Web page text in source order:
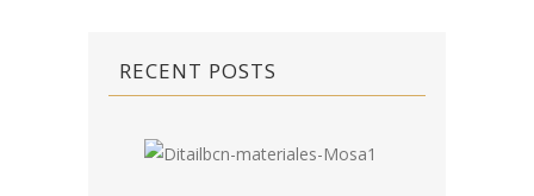
RECENT POSTS